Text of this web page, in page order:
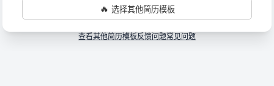
🔥 选择其他简历模板
查看其他简历模板反馈问题常见问题